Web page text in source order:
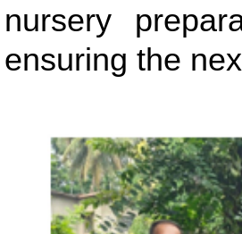
nursery
ensuring the